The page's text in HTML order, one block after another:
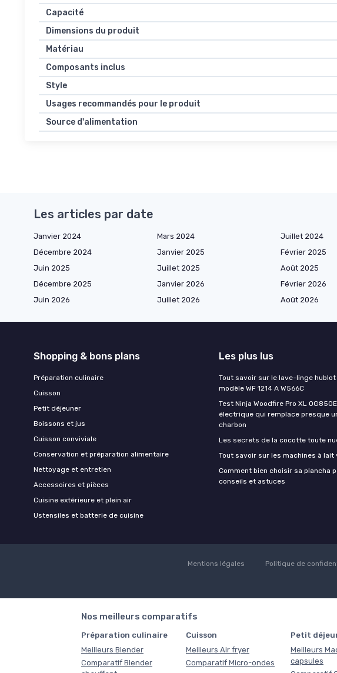
Capacité
Dimensions du produit
Matériau
Composants inclus
Style
Usages recommandés pour le produit
Source d'alimentation
Les articles par date
Janvier 2024 Mars 2024 Juillet 2024
Décembre 2024
Janvier 2025 Février 2025
Juin 2025
Juillet 2025 Août 2025
Décembre 2025
Janvier 2026 Février 2026
Juin 2026
Juillet 2026 Août 2026
Shopping & bons plans
Préparation culinaire
Cuisson
Petit déjeuner
Boissons et jus
Cuisson conviviale
Conservation et préparation alimentaire
Nettoyage et entretien
Accessoires et pièces
Cuisine extérieure et plein air
Ustensiles et batterie de cuisine
Les plus lus
Tout savoir sur le lave-linge hublot
modèle WF 1214 A W566C
Test Ninja Woodfire Pro XL
électrique qui remplace presque
charbon
Les secrets de la cocotte toute
Tout savoir sur les machines à lait
Comment bien choisir sa plancha
conseils et astuces
Mentions légales Politique de
Nos meilleurs comparatifs
Préparation culinaire
Meilleurs Blender
Comparatif Blender
Cuisson
Meilleurs Air fryer
Comparatif Micro-ondes
Petit
Meilleurs
capsules